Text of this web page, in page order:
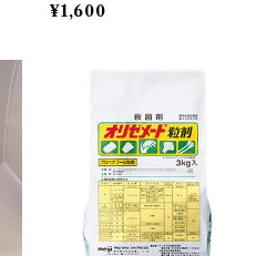
¥1,600